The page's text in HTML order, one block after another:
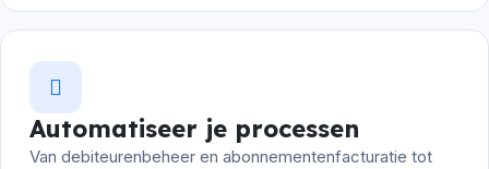
Automatiseer je processen
Van debiteurenbeheer en abonnementenfacturatie tot